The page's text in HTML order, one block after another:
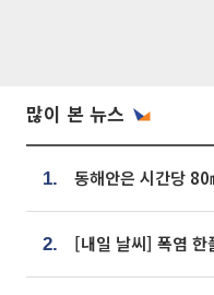
많이 본 뉴스
1.
2.